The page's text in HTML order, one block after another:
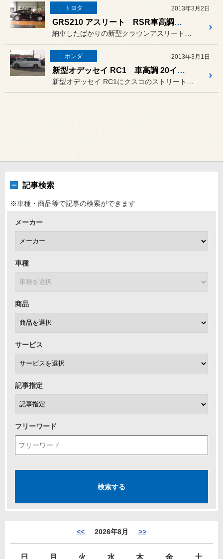
トヨタ 2013年3月2日
GRS210 アスリート RSR車高調 カールソン20インチ
ホンダ 2013年3月1日
新型オデッセイ RC1 車高調 20インチ 取付
記事検索
※車種・商品等で記事の検索ができます
メーカー
車種
商品
サービス
記事指定
フリーワード
<< 2026年8月 >>
日 月 火 水 木 金 土